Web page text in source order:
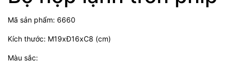
Mã sản phẩm: 6660
Kích thước: M19xĐ16xC8 (cm)
Màu sắc: